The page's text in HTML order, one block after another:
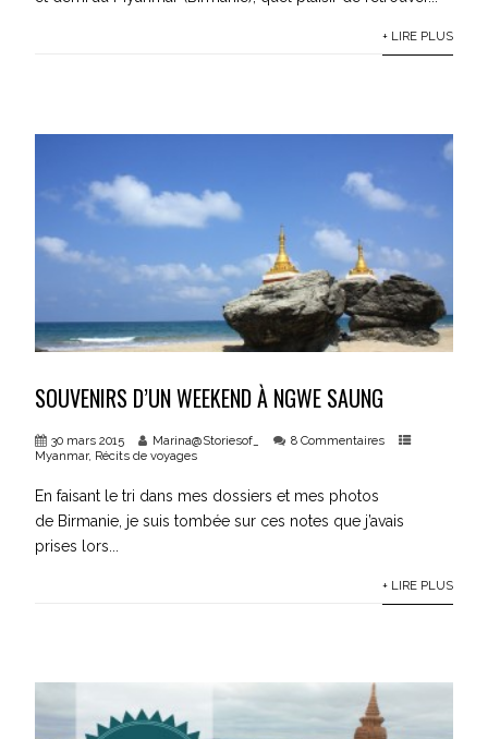
+ LIRE PLUS
SOUVENIRS D’UN WEEKEND À NGWE SAUNG
30 mars 2015 Marina@Storiesof_
8 Commentaires
Myanmar, Récits de voyages
En faisant le tri dans mes dossiers et mes photos
de Birmanie, je suis tombée sur ces notes que j’avais
prises lors...
+ LIRE PLUS